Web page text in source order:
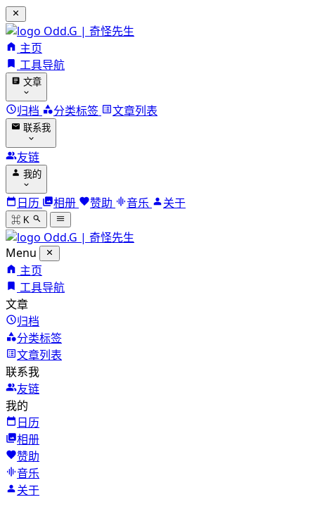
Odd.G | 奇怪先生
主页
工具导航
文章
归档 分类标签 文章列表
联系我
友链
我的
日历 相册 赞助 音乐 关于
⌘ K
Odd.G | 奇怪先生
Menu
主页
工具导航
文章
归档
分类标签
文章列表
联系我
友链
我的
日历
相册
赞助
音乐
关于